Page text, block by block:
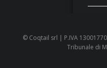
© Coqtail srl | P.IVA
Tribunale di